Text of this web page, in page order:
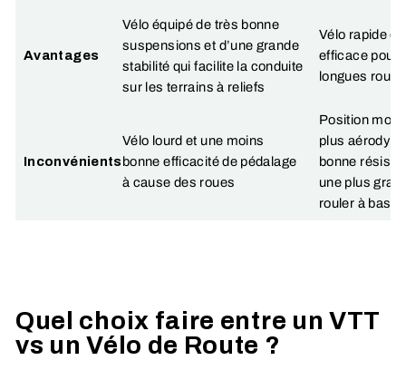
Avantages
Vélo équipé de très bonne
suspensions et d’une grande
stabilité qui facilite la conduite
sur les terrains à reliefs
Vélo rapide et
efficace pour
longues
Inconvénients
Vélo lourd et une moins
bonne efficacité de pédalage
à cause des roues
Position
plus
bonne
une plus
rouler à
Quel choix faire entre un VTT
vs un Vélo de Route ?